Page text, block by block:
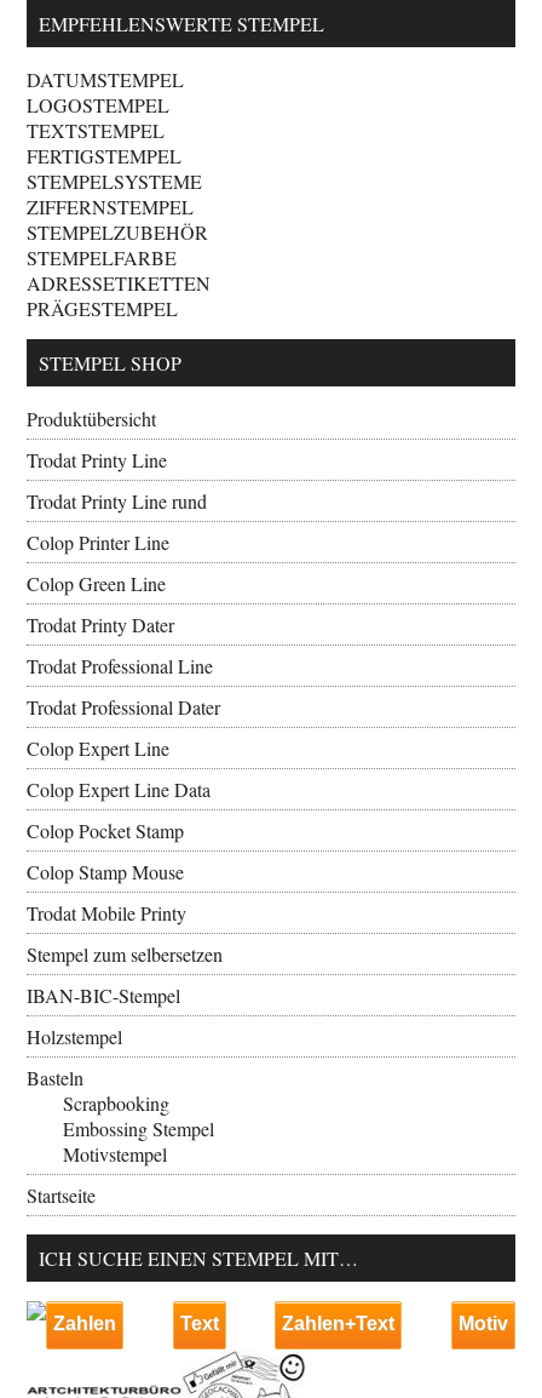
EMPFEHLENSWERTE STEMPEL
DATUMSTEMPEL
LOGOSTEMPEL
TEXTSTEMPEL
FERTIGSTEMPEL
STEMPELSYSTEME
ZIFFERNSTEMPEL
STEMPELZUBEHÖR
STEMPELFARBE
ADRESSETIKETTEN
PRÄGESTEMPEL
STEMPEL SHOP
Produktübersicht
Trodat Printy Line
Trodat Printy Line rund
Colop Printer Line
Colop Green Line
Trodat Printy Dater
Trodat Professional Line
Trodat Professional Dater
Colop Expert Line
Colop Expert Line Data
Colop Pocket Stamp
Colop Stamp Mouse
Trodat Mobile Printy
Stempel zum selbersetzen
IBAN-BIC-Stempel
Holzstempel
Basteln
Scrapbooking
Embossing Stempel
Motivstempel
Startseite
ICH SUCHE EINEN STEMPEL MIT…
Zahlen Text Zahlen+Text Motiv